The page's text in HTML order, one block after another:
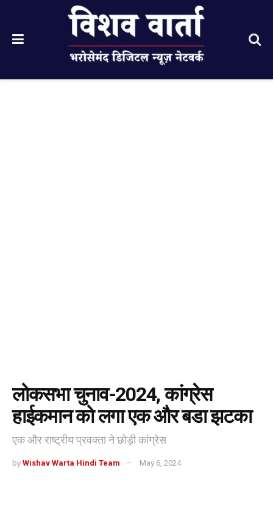
लोकसभा चुनाव-2024, कांग्रेस
हाईकमान को लगा एक और बडा झटका
एक और राष्ट्रीय प्रवक्ता ने छोड़ी कांग्रेस
by Wishav Warta Hindi Team May 6, 2024